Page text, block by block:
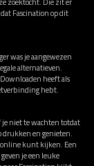
Fascination op dit
was je aangewezen
alternatieven.
heeft als
hebt.
je niet te wachten totdat
drukken en genieten.
kunt kijken. Een
je een leuke